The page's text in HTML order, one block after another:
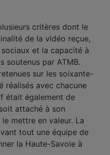
critères dont le
de la vidéo reçue,
et la capacité à
soutenus par ATMB.
sur les soixante-
réalisés avec chacune
était également de
attaché à son
mettre en valeur. La
tout une équipe de
la Haute-Savoie à